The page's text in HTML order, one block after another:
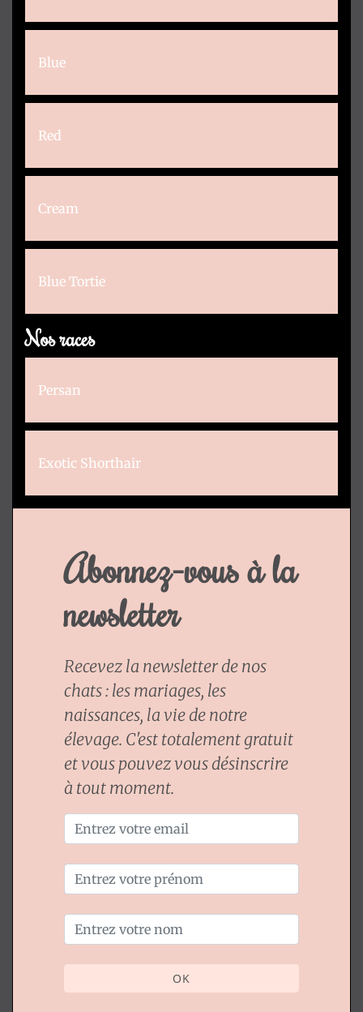
Blue
Red
Cream
Blue Tortie
Nos races
Persan
Exotic Shorthair
Abonnez-vous à la
newsletter
Recevez la newsletter de nos
chats : les mariages, les
naissances, la vie de notre
élevage. C'est totalement gratuit
et vous pouvez vous désinscrire
à tout moment.
OK